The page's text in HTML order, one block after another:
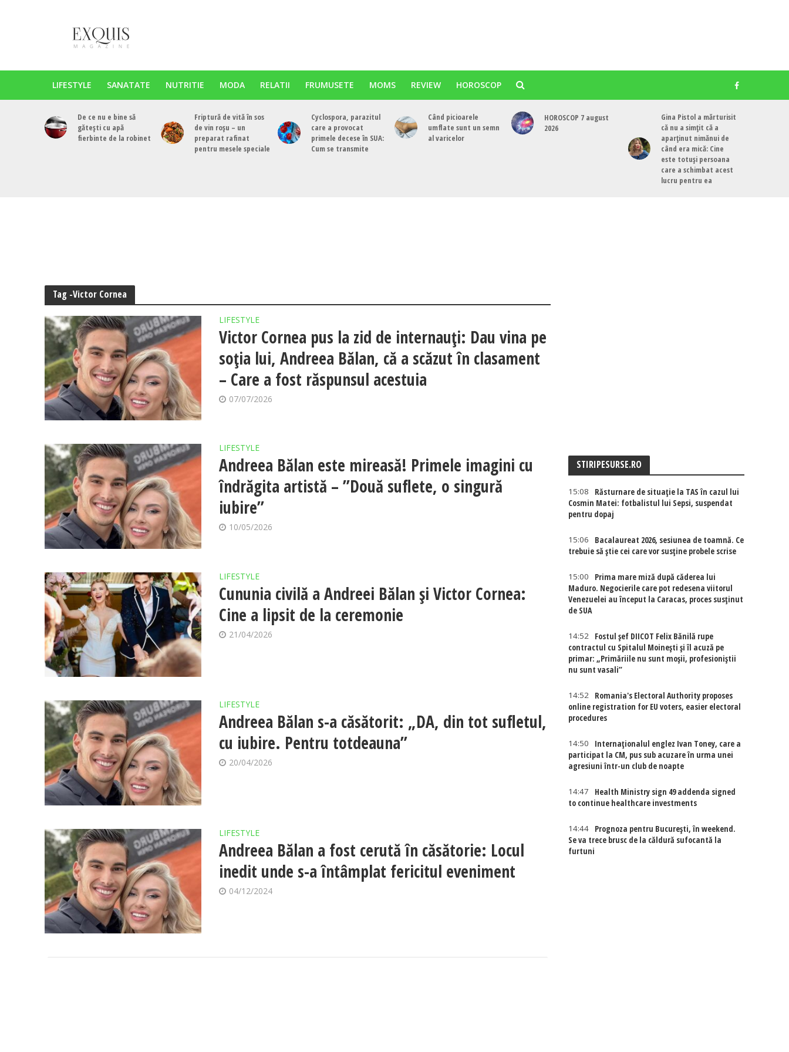
LIFESTYLE SANATATE NUTRITIE MODA RELATII FRUMUSETE MOMS REVIEW HOROSCOP
De ce nu e bine să
gătești cu apă
fierbinte de la robinet
Friptură de vită în sos
de vin roșu – un
preparat rafinat
pentru mesele speciale
Cyclospora, parazitul
care a provocat
primele decese în SUA:
Cum se transmite
Când picioarele
umflate sunt un semn
al varicelor
HOROSCOP 7 august
2026
Gina Pistol a mărturisit
că nu a simțit că a
aparținut nimănui de
când era mică: Cine
este totuși persoana
care a schimbat acest
lucru pentru ea
Tag -Victor Cornea
LIFESTYLE
Victor Cornea pus la zid de internauți: Dau vina pe
soția lui, Andreea Bălan, că a scăzut în clasament
– Care a fost răspunsul acestuia
07/07/2026
LIFESTYLE
Andreea Bălan este mireasă! Primele imagini cu
îndrăgita artistă – ”Două suflete, o singură
iubire”
10/05/2026
LIFESTYLE
Cununia civilă a Andreei Bălan și Victor Cornea:
Cine a lipsit de la ceremonie
21/04/2026
LIFESTYLE
Andreea Bălan s-a căsătorit: „DA, din tot sufletul,
cu iubire. Pentru totdeauna”
20/04/2026
LIFESTYLE
Andreea Bălan a fost cerută în căsătorie: Locul
inedit unde s-a întâmplat fericitul eveniment
04/12/2024
STIRIPESURSE.RO
15:08
Răsturnare de situație la TAS în cazul lui
Cosmin Matei: fotbalistul lui Sepsi, suspendat
pentru dopaj
15:06
Bacalaureat 2026, sesiunea de toamnă. Ce
trebuie să știe cei care vor susține probele scrise
15:00
Prima mare miză după căderea lui
Maduro. Negocierile care pot redesena viitorul
Venezuelei au început la Caracas, proces susținut
de SUA
14:52
Fostul șef DIICOT Felix Bănilă rupe
contractul cu Spitalul Moinești și îl acuză pe
primar: „Primăriile nu sunt moșii, profesioniștii
nu sunt vasali”
14:52
Romania's Electoral Authority proposes
online registration for EU voters, easier electoral
procedures
14:50
Internaţionalul englez Ivan Toney, care a
participat la CM, pus sub acuzare în urma unei
agresiuni într-un club de noapte
14:47
Health Ministry sign 49 addenda signed
to continue healthcare investments
14:44
Prognoza pentru București, în weekend.
Se va trece brusc de la căldură sufocantă la
furtuni